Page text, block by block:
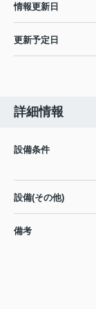
情報更新日
更新予定日
詳細情報
設備条件
設備(その他)
備考